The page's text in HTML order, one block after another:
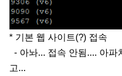
* 기본 웹 사이트(?) 접속
- 아놔... 접속 안됨.... 아파
고...